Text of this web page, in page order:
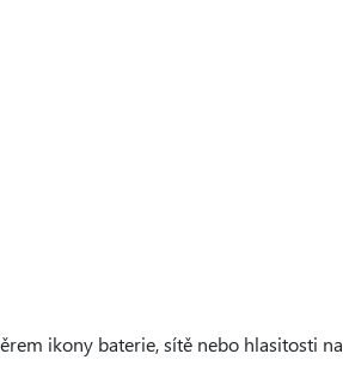
ikony baterie, sítě nebo hlasitosti na